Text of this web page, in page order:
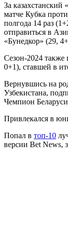
За казахстанский
матче Кубка
полгода 14 раз
отправиться в
«Бунедкор» (29,
Сезон-2024 также
0+1), ставшей в
Вернувшись на
Узбекистана,
Чемпион
Привлекался в
Попал в топ-10
версии Bet News,